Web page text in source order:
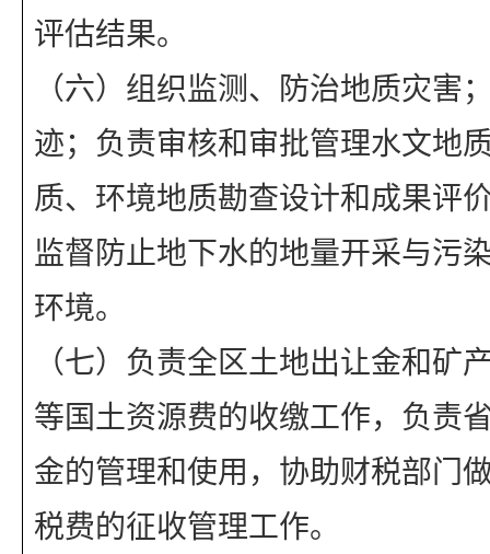
评估结果。
（六）组织监测、防治地质灾害
迹；负责审核和审批管理水文地
质、环境地质勘查设计和成果评
监督防止地下水的地量开采与污
环境。
（七）负责全区土地出让金和矿
等国土资源费的收缴工作，负责
金的管理和使用，协助财税部门
税费的征收管理工作。